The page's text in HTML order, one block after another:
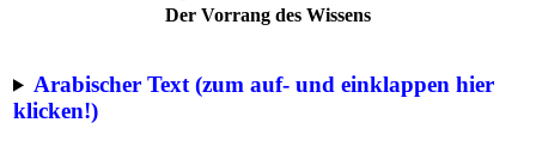
Der Vorrang des Wissens
Arabischer Text (zum auf- und einklappen hier
klicken!)